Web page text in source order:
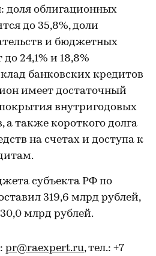
доля облигационных
до 35,8%, доли
и бюджетных
24,1% и 18,8%
банковских кредитов
имеет достаточный
внутригодовых
а также короткого долга
на счетах и доступа к
субъекта РФ по
319,6 млрд рублей,
млрд рублей.
pr@raexpert.ru, тел.: +7